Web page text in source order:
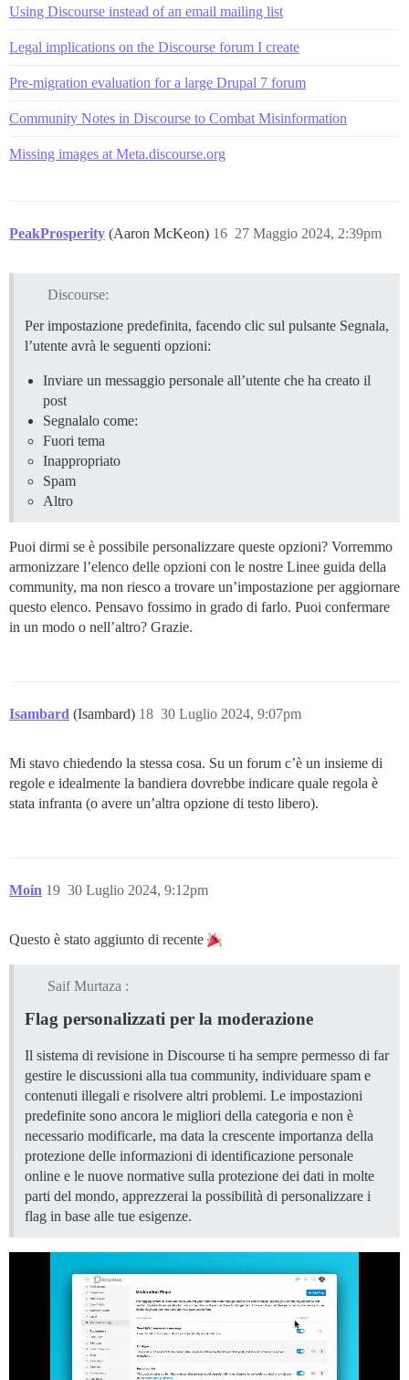
Using Discourse instead of an email mailing list
Legal implications on the Discourse forum I create
Pre-migration evaluation for a large Drupal 7 forum
Community Notes in Discourse to Combat Misinformation
Missing images at Meta.discourse.org
PeakProsperity (Aaron McKeon) 27 Maggio 2024, 2:39pm
16
Discourse:
Per impostazione predefinita, facendo clic sul pulsante Segnala,
l’utente avrà le seguenti opzioni:
Inviare un messaggio personale all’utente che ha creato il
post
Segnalalo come:
Fuori tema
Inappropriato
Spam
Altro
Puoi dirmi se è possibile personalizzare queste opzioni? Vorremmo
armonizzare l’elenco delle opzioni con le nostre Linee guida della
community, ma non riesco a trovare un’impostazione per aggiornare
questo elenco. Pensavo fossimo in grado di farlo. Puoi confermare
in un modo o nell’altro? Grazie.
Isambard (Isambard) 30 Luglio 2024, 9:07pm
18
Mi stavo chiedendo la stessa cosa. Su un forum c’è un insieme di
regole e idealmente la bandiera dovrebbe indicare quale regola è
stata infranta (o avere un’altra opzione di testo libero).
Moin 30 Luglio 2024, 9:12pm
19
Questo è stato aggiunto di recente
Saif Murtaza :
Flag personalizzati per la moderazione
Il sistema di revisione in Discourse ti ha sempre permesso di far
gestire le discussioni alla tua community, individuare spam e
contenuti illegali e risolvere altri problemi. Le impostazioni
predefinite sono ancora le migliori della categoria e non è
necessario modificarle, ma data la crescente importanza della
protezione delle informazioni di identificazione personale
online e le nuove normative sulla protezione dei dati in molte
parti del mondo, apprezzerai la possibilità di personalizzare i
flag in base alle tue esigenze.